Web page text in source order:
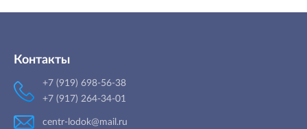
Контакты
+7 (919) 698-56-38
+7 (917) 264-34-01
centr-lodok@mail.ru